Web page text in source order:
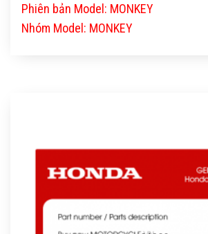
Phiên bản Model: MONKEY
Nhóm Model: MONKEY